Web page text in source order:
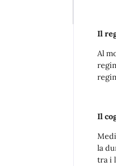
Il
Al
Il
la
tra i